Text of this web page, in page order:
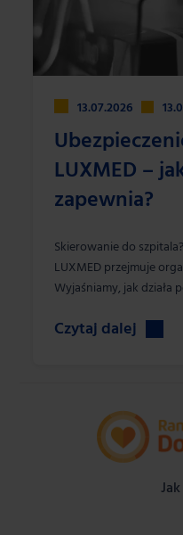
13.07.2026
LUXMED –
zapewnia?
Skierowanie do
LUXMED przejmuje
Wyjaśniamy, jak działa
Czytaj dalej